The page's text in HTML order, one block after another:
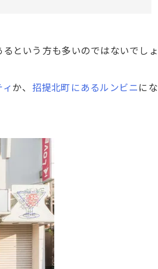
という方も多いのではないでしょ
か、 招提北町にあるルンビニにな